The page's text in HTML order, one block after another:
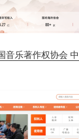
音乐著作权协会